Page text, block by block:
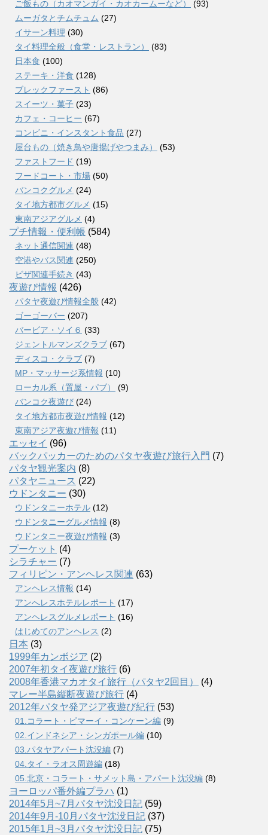
ご飯もの（カオマンガイ・カオカームーなど）
(93)
ムーガタとチムチュム (27)
イサーン料理 (30)
タイ料理全般（食堂・レストラン）
(83)
日本食 (100)
ステーキ・洋食 (128)
ブレックファースト (86)
スイーツ・菓子 (23)
カフェ・コーヒー (67)
コンビニ・インスタント食品 (27)
屋台もの（焼き鳥や唐揚げやつまみ）
(53)
ファストフード (19)
フードコート・市場 (50)
バンコクグルメ (24)
タイ地方都市グルメ (15)
東南アジアグルメ (4)
プチ情報・便利帳 (584)
ネット通信関連 (48)
空港やバス関連 (250)
ビザ関連手続き (43)
夜遊び情報 (426)
パタヤ夜遊び情報全般 (42)
ゴーゴーバー (207)
バービア・ソイ６ (33)
ジェントルマンズクラブ (67)
ディスコ・クラブ (7)
MP・マッサージ系情報 (10)
ローカル系（置屋・パブ）
(9)
バンコク夜遊び (24)
タイ地方都市夜遊び情報 (12)
東南アジア夜遊び情報 (11)
エッセイ (96)
バックパッカーのためのパタヤ夜遊び旅行入門 (7)
パタヤ観光案内 (8)
パタヤニュース (22)
ウドンタニー (30)
ウドンタニーホテル (12)
ウドンタニーグルメ情報 (8)
ウドンタニー夜遊び情報 (3)
プーケット (4)
シラチャー (7)
フィリピン・アンヘレス関連 (63)
アンヘレス情報 (14)
アンへレスホテルレポート (17)
アンヘレスグルメレポート (16)
はじめてのアンヘレス (2)
日本 (3)
1999年カンボジア (2)
2007年初タイ夜遊び旅行 (6)
2008年香港マカオタイ旅行（パタヤ2回目）
(4)
マレー半島縦断夜遊び旅行 (4)
2012年パタヤ発アジア夜遊び紀行 (53)
01.コラート・ピマーイ・コンケーン編 (9)
02.インドネシア・シンガポール編 (10)
03.パタヤアパート沈没編 (7)
04.タイ・ラオス周遊編 (18)
05.北京・コラート・サメット島・アパート沈没編 (8)
ヨーロッパ番外編プラハ (1)
2014年5月~7月パタヤ沈没日記 (59)
2014年9月-10月パタヤ沈没日記 (37)
2015年1月~3月パタヤ沈没日記 (75)